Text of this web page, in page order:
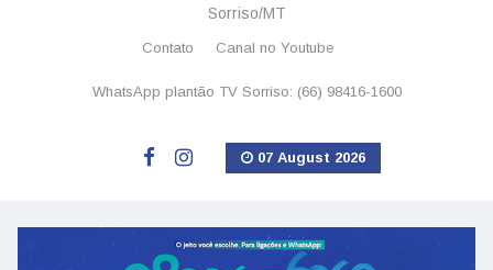
Sorriso/MT
Contato Canal no Youtube
WhatsApp plantão TV Sorriso: (66) 98416-1600
07 August 2026